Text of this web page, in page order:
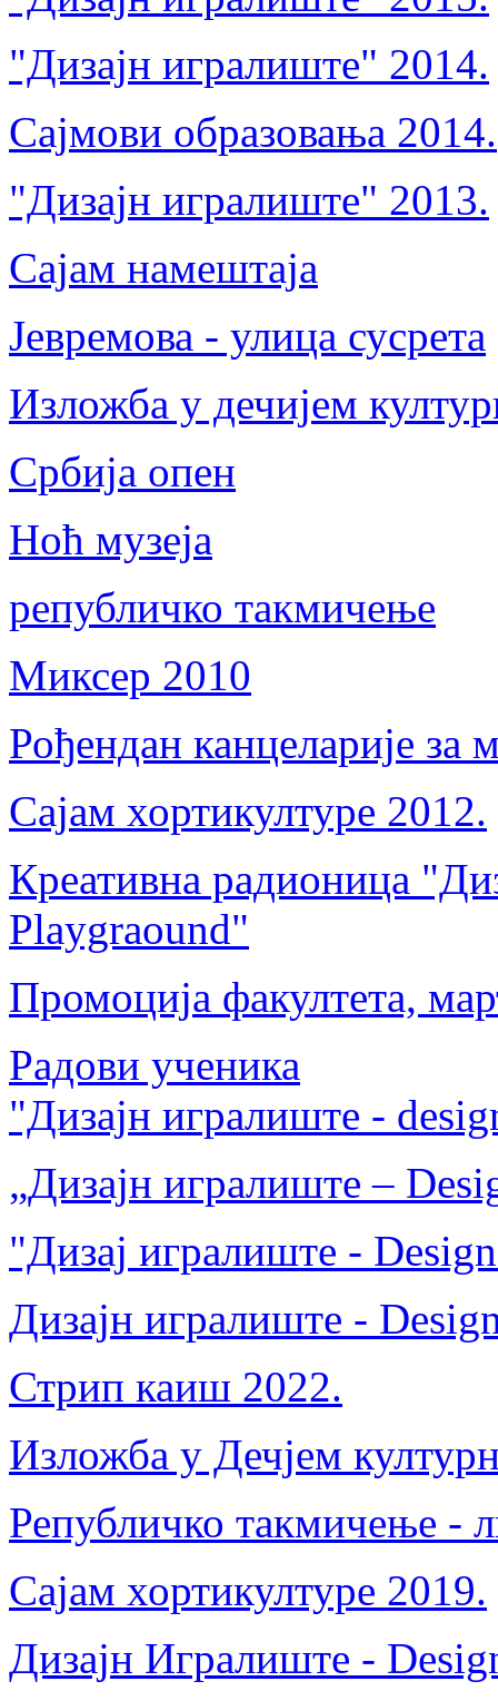
"Дизајн игралиште" 2014.
Сајмови образовања 2014.
"Дизајн игралиште" 2013.
Сајам намештаја
Јевремова - улица сусрета
Изложба у дечијем
Србија опен
Ноћ музеја
републичко такмичење
Миксер 2010
Рођендан канцеларије за
Сајам хортикултуре 2012.
Креативна радионица
Playgraound"
Промоција факултета,
Радови ученика
"Дизајн игралиште -
„Дизајн игралиште –
"Дизај игралиште -
Дизајн игралиште -
Стрип каиш 2022.
Изложба у Дечјем
Републичко такмичење -
Сајам хортикултуре 2019.
Дизајн Игралиште -